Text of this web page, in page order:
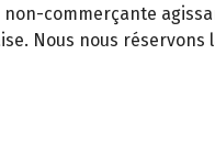
commerçante
Nous nous